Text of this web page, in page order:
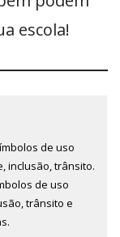
escola!
de uso
inclusão, trânsito.
de uso
trânsito e